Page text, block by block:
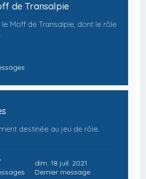
de Transalpie
le Moff de Transalpie, dont le rôle
destinée au jeu de rôle.
dim. 18 juil. 2021
Dernier message